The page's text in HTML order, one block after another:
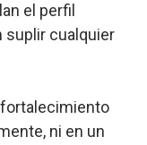
el perfil
suplir cualquier
ni en un